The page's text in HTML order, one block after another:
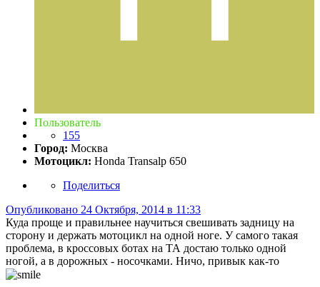
Пользователь
155
Город: Москва
Мотоцикл: Honda Transalp 650
Поделиться
Опубликовано 24 Октября, 2014 в 11:33
Куда проще и правильнее научиться свешивать задницу на
сторону и держать мотоцикл на одной ноге. У самого такая
проблема, в кроссовых ботах на ТА достаю только одной
ногой, а в дорожных - носочками. Ничо, привык как-то